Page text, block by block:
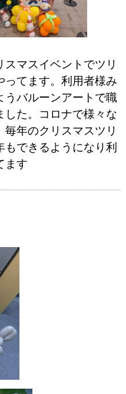
マスイベントでツリ
ってます。利用者様み
うバルーンアートで職
した。コロナで様々な
年のクリスマスツリ
もできるようになり利
ます